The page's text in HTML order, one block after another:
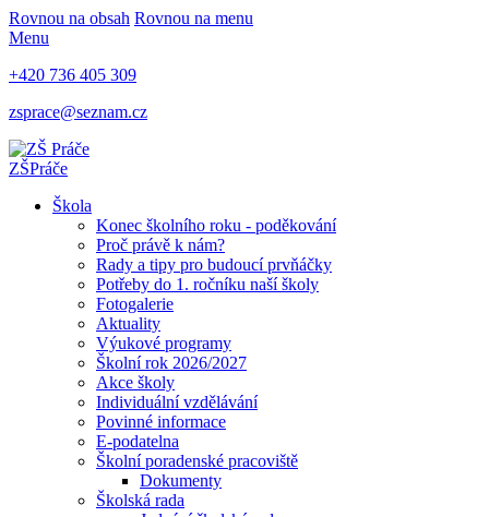
Rovnou na obsah Rovnou na menu
Menu
+420 736 405 309
zsprace@seznam.cz
ZŠPráče
Škola
Konec školního roku - poděkování
Proč právě k nám?
Rady a tipy pro budoucí prvňáčky
Potřeby do 1. ročníku naší školy
Fotogalerie
Aktuality
Výukové programy
Školní rok 2026/2027
Akce školy
Individuální vzdělávání
Povinné informace
E-podatelna
Školní poradenské pracoviště
Dokumenty
Školská rada